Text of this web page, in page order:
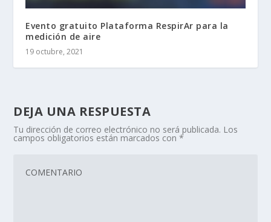
Evento gratuito Plataforma RespirAr para la
medición de aire
19 octubre, 2021
DEJA UNA RESPUESTA
Tu dirección de correo electrónico no será publicada. Los
campos obligatorios están marcados con*